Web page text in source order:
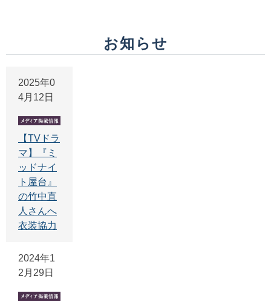
お知らせ
2025年0
4月12日
【TVドラ
マ】『ミ
ッドナイ
ト屋台』
の竹中直
人さんへ
衣装協力
2024年1
2月29日